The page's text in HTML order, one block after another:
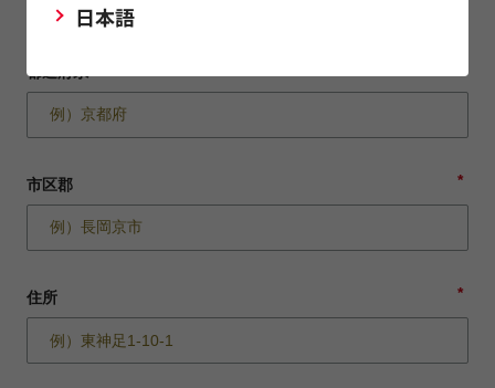
日本語
都道府県
*
市区郡
*
住所